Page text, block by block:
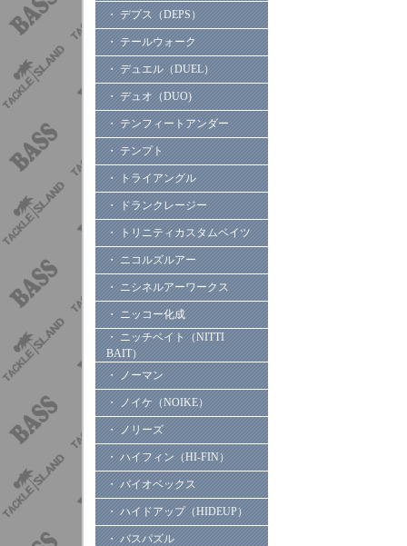
・ デプス（DEPS）
・ テールウォーク
・ デュエル（DUEL）
・ デュオ（DUO)
・ テンフィートアンダー
・ テンプト
・ トライアングル
・ ドランクレージー
・ トリニティカスタムベイツ
・ ニコルズルアー
・ ニシネルアーワークス
・ ニッコー化成
・ ニッチベイト（NITTI
BAIT）
・ ノーマン
・ ノイケ（NOIKE）
・ ノリーズ
・ ハイフィン（HI-FIN）
・ バイオベックス
・ ハイドアップ（HIDEUP）
・ バスパズル